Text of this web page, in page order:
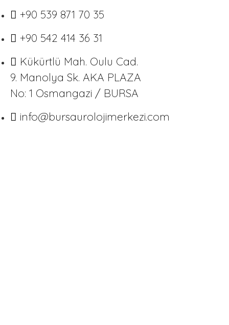
+90 539 871 70 35
+90 542 414 36 31
Kükürtlü Mah. Oulu Cad.
9. Manolya Sk. AKA PLAZA
No: 1 Osmangazi / BURSA
info@bursaurolojimerkezi.com